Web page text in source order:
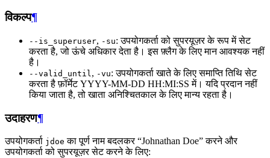
विकल्प¶
--is_superuser, -su: उपयोगकर्ता को सुपरयूज़र के रूप में सेट
करता है, जो ऊंचे अधिकार देता है। इस फ़्लैग के लिए मान आवश्यक नहीं
है।
--valid_until , -vu: उपयोगकर्ता खाते के लिए समाप्ति तिथि सेट
करता है फ़ॉर्मेट YYYY-MM-DD HH:MI:SS में। यदि प्रदान नहीं
किया जाता है, तो खाता अनिश्चितकाल के लिए मान्य रहता है।
उदाहरण¶
उपयोगकर्ता jdoe का पूर्ण नाम बदलकर “Johnathan Doe” करने और
उपयोगकर्ता को सुपरयूज़र सेट करने के लिए: